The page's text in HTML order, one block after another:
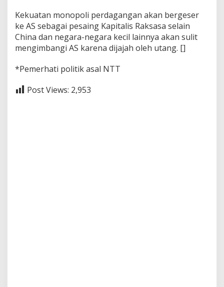
Kekuatan monopoli perdagangan akan bergeser
ke AS sebagai pesaing Kapitalis Raksasa selain
China dan negara-negara kecil lainnya akan sulit
mengimbangi AS karena dijajah oleh utang. []
*Pemerhati politik asal NTT
Post Views: 2,953